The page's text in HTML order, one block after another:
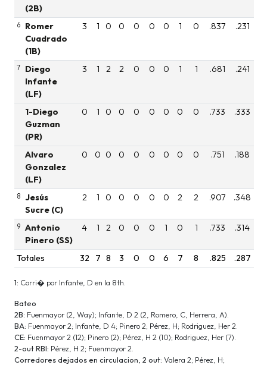
(2B)
6
Romer
Cuadrado
(1B)
3 1 0 0 0 0 0 1 0 .837 .231
7
Diego
Infante
(LF)
3 1 2 2 0 0 0 1 1 .681 .241
1-Diego
Guzman
(PR)
0 1 0 0 0 0 0 0 0 .733 .333
Alvaro
Gonzalez
(LF)
0 0 0 0 0 0 0 0 0 .751 .188
8
Jesús
Sucre (C)
2 1 0 0 0 0 0 2 2 .907 .348
9
Antonio
Pinero (SS)
4 1 2 0 0 0 1 0 1 .733 .314
Totales 32 7 8 3 0 0 6 7 8 .825 .287
1: Corri� por Infante, D en la 8th.
Bateo
2B: Fuenmayor (2, Way); Infante, D 2 (2, Romero, C, Herrera, A).
BA: Fuenmayor 2; Infante, D 4; Pinero 2; Pérez, H; Rodriguez, Her 2.
CE: Fuenmayor 2 (12); Pinero (2); Pérez, H 2 (10); Rodriguez, Her (7).
2-out RBI: Pérez, H 2; Fuenmayor 2.
Corredores dejados en circulacion, 2 out: Valera 2; Pérez, H;